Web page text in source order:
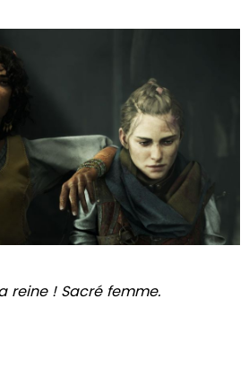
reine ! Sacré femme.